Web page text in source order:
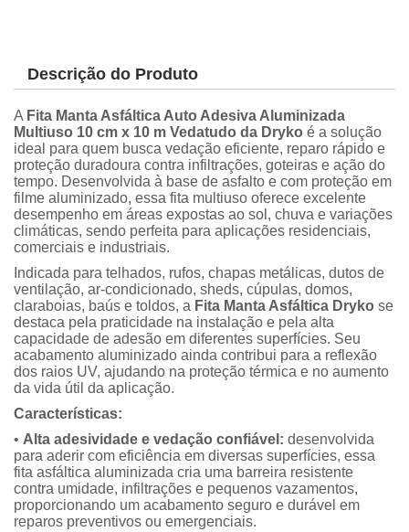
Descrição do Produto
A Fita Manta Asfáltica Auto Adesiva Aluminizada
Multiuso 10 cm x 10 m Vedatudo da Dryko é a solução
ideal para quem busca vedação eficiente, reparo rápido e
proteção duradoura contra infiltrações, goteiras e ação do
tempo. Desenvolvida à base de asfalto e com proteção em
filme aluminizado, essa fita multiuso oferece excelente
desempenho em áreas expostas ao sol, chuva e variações
climáticas, sendo perfeita para aplicações residenciais,
comerciais e industriais.
Indicada para telhados, rufos, chapas metálicas, dutos de
ventilação, ar-condicionado, sheds, cúpulas, domos,
claraboias, baús e toldos, a Fita Manta Asfáltica Dryko se
destaca pela praticidade na instalação e pela alta
capacidade de adesão em diferentes superfícies. Seu
acabamento aluminizado ainda contribui para a reflexão
dos raios UV, ajudando na proteção térmica e no aumento
da vida útil da aplicação.
Características:
• Alta adesividade e vedação confiável: desenvolvida
para aderir com eficiência em diversas superfícies, essa
fita asfáltica aluminizada cria uma barreira resistente
contra umidade, infiltrações e pequenos vazamentos,
proporcionando um acabamento seguro e durável em
reparos preventivos ou emergenciais.